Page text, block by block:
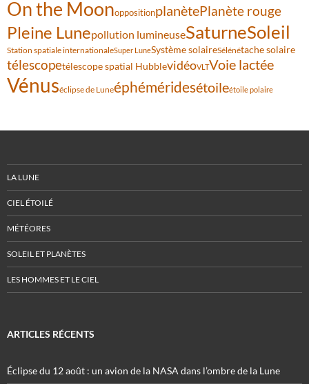
On the MoonoppositionplanètePlanète rouge
Pleine Lunepollution lumineuseSaturneSoleil
Station spatiale internationaleSuper LuneSystème solaireSélénétache solaire
télescopetélescope spatial HubblevidéoVLTVoie lactée
Vénuséclipse de Luneéphéméridesétoileétoile polaire
LA LUNE
CIEL ÉTOILÉ
MÉTÉORES
SOLEIL ET PLANÈTES
LES HOMMES ET LE CIEL
ARTICLES RÉCENTS
Éclipse du 12 août : un avion de la NASA dans l’ombre de la Lune